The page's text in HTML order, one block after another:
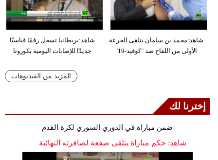
شاهد:بريطانيا تسجل رقمًا قياسيًا
جديدًا للإصابات اليومية بكورونا
شاهد:محمد بن سلمان يتلقى الجرعة
الأولى من اللقاح ضد "كوفيد-19"
المزيد من الفيديوهات
إخترنا لك
ضمن مباراة في الدوري السوري لكرة القدم
شاهد: حكم مباراة يتلقى صفعة لصافرته النهائية